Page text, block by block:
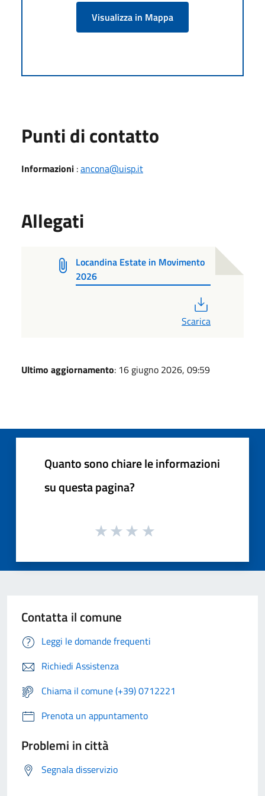
Visualizza in Mappa
Punti di contatto
Informazioni :ancona@uisp.it
Allegati
Locandina Estate in Movimento
2026
Scarica
Ultimo aggiornamento: 16 giugno 2026, 09:59
Quanto sono chiare le informazioni
su questa pagina?
Contatta il comune
Leggi le domande frequenti
Richiedi Assistenza
Chiama il comune (+39) 0712221
Prenota un appuntamento
Problemi in città
Segnala disservizio